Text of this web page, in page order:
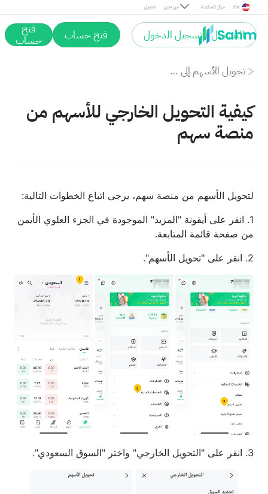
تحميل من نحن مركز المساعدة En
التسجيل / تسجيل الدخول فتح حساب فتح
حساب
تحويل الأسهم إلى خارج المنصة
كيفية التحويل الخارجي للأسهم من
منصة سهم
لتحويل الأسهم من منصة سهم، يرجى اتباع الخطوات التالية:
1. انقر على أيقونة "المزيد" الموجودة في الجزء العلوي الأيمن
من صفحة قائمة المتابعة.
2. انقر على "تحويل الأسهم".
3. انقر على "التحويل الخارجي" واختر "السوق السعودي".